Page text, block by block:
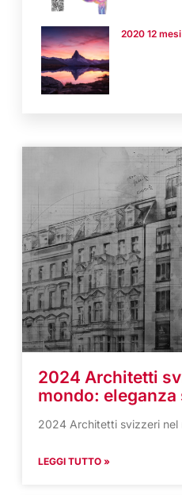
2020 12
2024 Architetti
mondo:
2024 Architetti svizzeri nel
LEGGI TUTTO »